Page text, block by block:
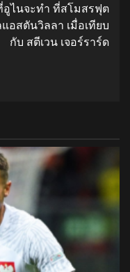
อูไนจะทำ ที่สโมสรฟุต
อสตันวิลลา เมื่อเทียบ
กับ สตีเวน เจอร์ราร์ด